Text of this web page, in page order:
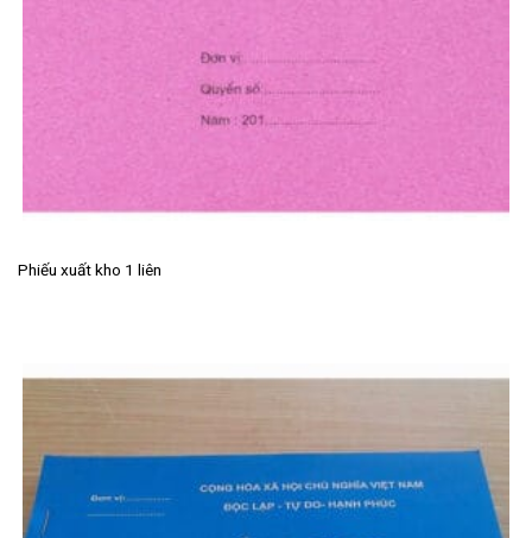
Phiếu xuất kho 1 liên